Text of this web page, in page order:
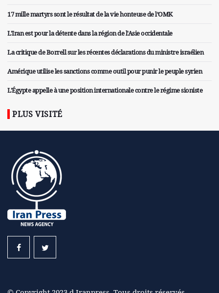
17 mille martyrs sont le résultat de la vie honteuse de l’OMK
L'Iran est pour la détente dans la région de l'Asie occidentale
La critique de Borrell sur les récentes déclarations du ministre israélien
Amérique utilise les sanctions comme outil pour punir le peuple syrien
L'Égypte appelle à une position internationale contre le régime sioniste
PLUS VISITÉ